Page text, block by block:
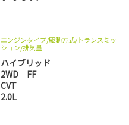
エンジンタイプ/駆動方式/トランスミッ
ション/排気量
ハイブリッド
2WD FF
CVT
2.0L